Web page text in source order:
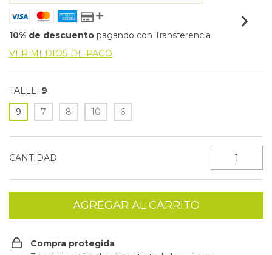
10% de descuento pagando con Transferencia
VER MEDIOS DE PAGO
TALLE: 9
9
7 8 10 6
CANTIDAD
Compra protegida